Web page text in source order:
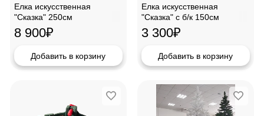
Елка искусственная
"Сказка" 250см
8 900₽
Добавить в корзину
Елка искусственная
"Сказка" с б/к 150см
3 300₽
Добавить в корзину